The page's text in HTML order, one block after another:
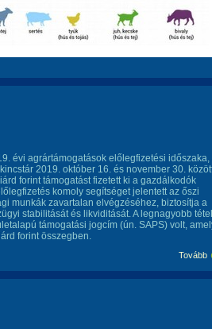
évi agrártámogatások előlegfizetési időszaka,
2019. október 16. és november 30.
forint támogatást fizetett ki a gazdálkodók
komoly segítséget jelentett az őszi
munkák zavartalan elvégzéséhez, biztosítja a
stabilitását és likviditását. A legnagyobb
támogatási jogcím (ún. SAPS) volt,
forint összegben.
Tovább